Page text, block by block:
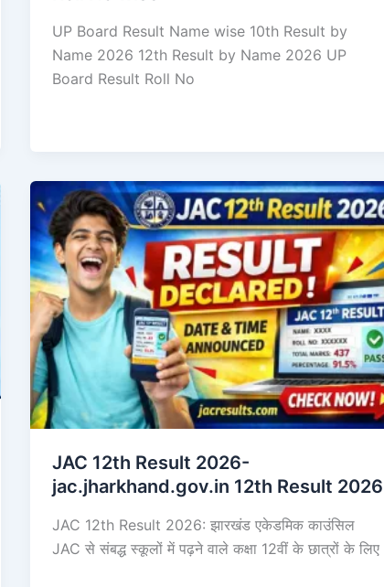
UP Board Result Name wise 10th Result by
Name 2026 12th Result by Name 2026 UP
Board Result Roll No
JAC 12th Result 2026-
jac.jharkhand.gov.in 12th Result 2026
JAC 12th Result 2026: झारखंड एकेडमिक काउंसिल
JAC से संबद्ध स्कूलों में पढ़ने वाले कक्षा 12वीं के छात्रों के लिए